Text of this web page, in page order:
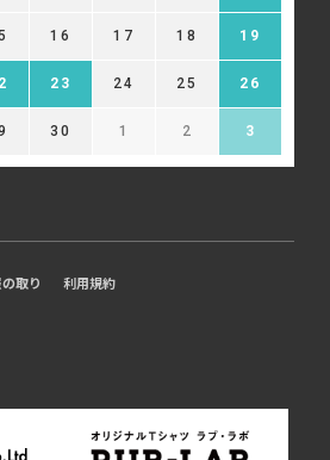
16 17 18 19
23 24 25 26
30 1 2 3
取り
利用規約